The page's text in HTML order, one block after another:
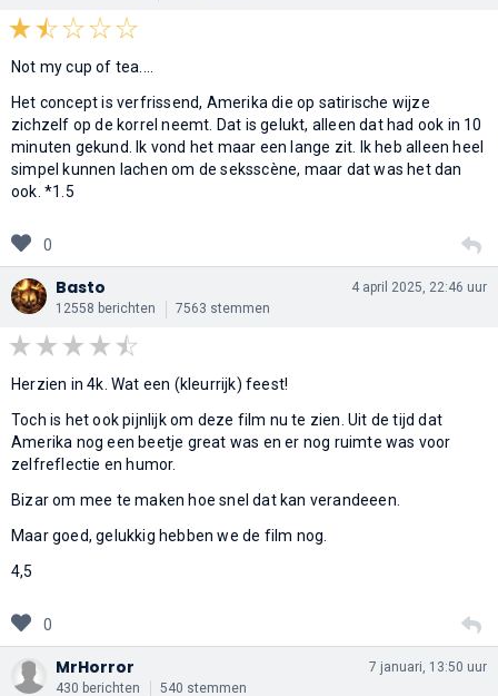
Not my cup of tea....
Het concept is verfrissend, Amerika die op satirische wijze
zichzelf op de korrel neemt. Dat is gelukt, alleen dat had ook in 10
minuten gekund. Ik vond het maar een lange zit. Ik heb alleen heel
simpel kunnen lachen om de seksscène, maar dat was het dan
ook. *1.5
0
Basto
12558 berichten 7563 stemmen
4 april 2025, 22:46 uur
Herzien in 4k. Wat een (kleurrijk) feest!
Toch is het ook pijnlijk om deze film nu te zien. Uit de tijd dat
Amerika nog een beetje great was en er nog ruimte was voor
zelfreflectie en humor.
Bizar om mee te maken hoe snel dat kan verandeeen.
Maar goed, gelukkig hebben we de film nog.
4,5
0
MrHorror
430 berichten 540 stemmen
7 januari, 13:50 uur